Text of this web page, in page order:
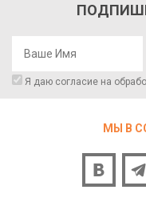
Я даю согласие на
МЫ В